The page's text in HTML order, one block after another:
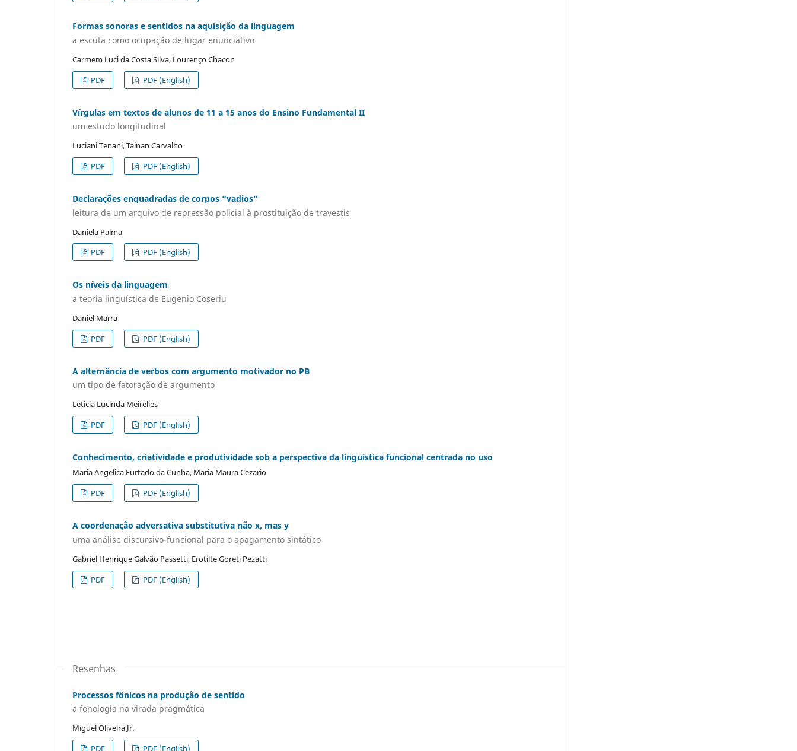
Formas sonoras e sentidos na aquisição da linguagem
a escuta como ocupação de lugar enunciativo
Carmem Luci da Costa Silva, Lourenço Chacon
PDF
PDF (English)
Vírgulas em textos de alunos de 11 a 15 anos do Ensino Fundamental II
um estudo longitudinal
Luciani Tenani, Tainan Carvalho
PDF
PDF (English)
Declarações enquadradas de corpos “vadios”
leitura de um arquivo de repressão policial à prostituição de travestis
Daniela Palma
PDF
PDF (English)
Os níveis da linguagem
a teoria linguística de Eugenio Coseriu
Daniel Marra
PDF
PDF (English)
A alternância de verbos com argumento motivador no PB
um tipo de fatoração de argumento
Leticia Lucinda Meirelles
PDF
PDF (English)
Conhecimento, criatividade e produtividade sob a perspectiva da linguística funcional centrada no uso
Maria Angelica Furtado da Cunha, Maria Maura Cezario
PDF
PDF (English)
A coordenação adversativa substitutiva não x, mas y
uma análise discursivo-funcional para o apagamento sintático
Gabriel Henrique Galvão Passetti, Erotilte Goreti Pezatti
PDF
PDF (English)
Resenhas
Processos fônicos na produção de sentido
a fonologia na virada pragmática
Miguel Oliveira Jr.
PDF
PDF (English)